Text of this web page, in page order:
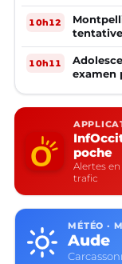
10h12
10h11
examen
poche
Alertes
trafic
MÉTÉO ·
Aude